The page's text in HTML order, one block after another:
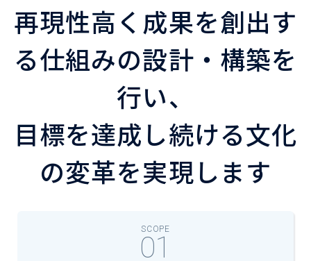
再現性高く成果を創出す
る仕組みの設計・構築を
行い、
目標を達成し続ける文化
の変革を実現します
SCOPE